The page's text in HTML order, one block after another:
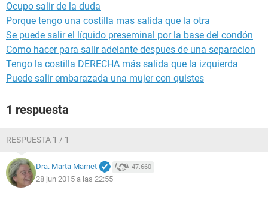
Ocupo salir de la duda
Porque tengo una costilla mas salida que la otra
Se puede salir el líquido preseminal por la base del condón
Como hacer para salir adelante despues de una separacion
Tengo la costilla DERECHA más salida que la izquierda
Puede salir embarazada una mujer con quistes
1 respuesta
RESPUESTA 1 / 1
Dra. Marta Marnet 47.660
28 jun 2015 a las 22:55